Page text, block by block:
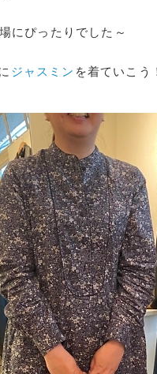
にぴったりでした～
ジャスミン を着ていこう